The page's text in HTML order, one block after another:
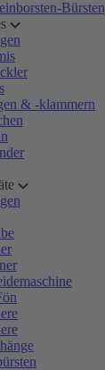
Bürsten
& -klammern